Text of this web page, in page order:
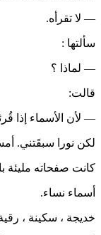
— لا تقرأه.
سألتها :
— لماذا ؟
قالت:
— لأن الأسماء إذا
لكن نورا سبقَتني.
كانت صفحاته مليئة
أسماء نساء.
خديجة ، سكينة ،